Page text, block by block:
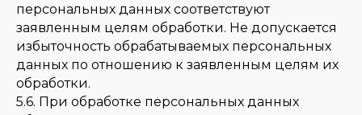
персональных данных соответствуют
заявленным целям обработки. Не допускается
избыточность обрабатываемых персональных
данных по отношению к заявленным целям их
обработки.
5.6. При обработке персональных данных